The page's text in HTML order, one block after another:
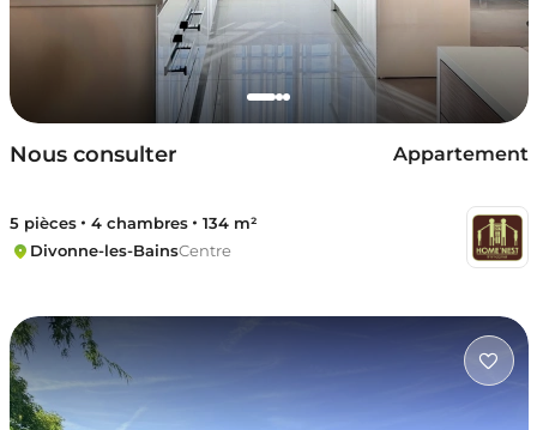
Nous consulter Appartement
5 pièces 4 chambres
134 m²
Divonne-les-BainsCentre